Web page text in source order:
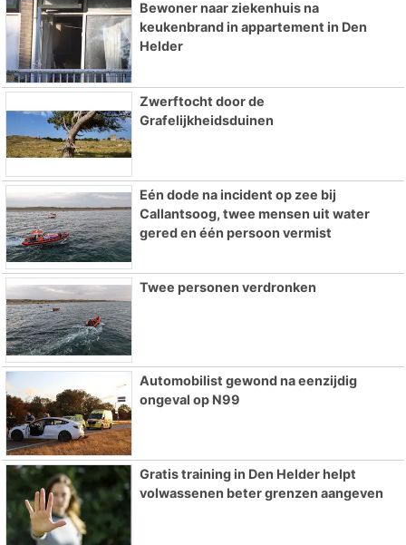
Bewoner naar ziekenhuis na
keukenbrand in appartement in Den
Helder
Zwerftocht door de
Grafelijkheidsduinen
Eén dode na incident op zee bij
Callantsoog, twee mensen uit water
gered en één persoon vermist
Twee personen verdronken
Automobilist gewond na eenzijdig
ongeval op N99
Gratis training in Den Helder helpt
volwassenen beter grenzen aangeven